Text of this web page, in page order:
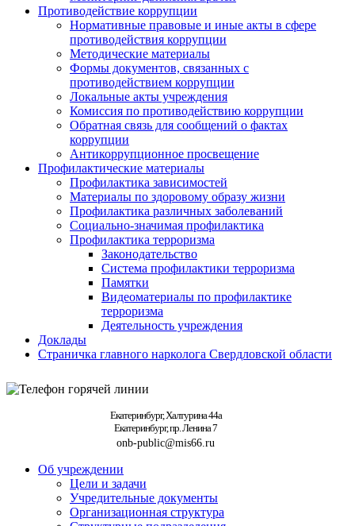
Противодействие коррупции
Нормативные правовые и иные акты в сфере
противодействия коррупции
Методические материалы
Формы документов, связанных с
противодействием коррупции
Локальные акты учреждения
Комиссия по противодействию коррупции
Обратная связь для сообщений о фактах
коррупции
Антикоррупционное просвещение
Профилактические материалы
Профилактика зависимостей
Материалы по здоровому образу жизни
Профилактика различных заболеваний
Социально-значимая профилактика
Профилактика терроризма
Законодательство
Система профилактики терроризма
Памятки
Видеоматериалы по профилактике
терроризма
Деятельность учреждения
Доклады
Страничка главного нарколога Свердловской области
Екатеринбург, Халтурина 44а
Екатеринбург, пр. Ленина 7
onb-public@mis66.ru
Об учреждении
Цели и задачи
Учредительные документы
Организационная структура